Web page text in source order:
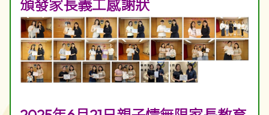
頒發家長義工感謝狀